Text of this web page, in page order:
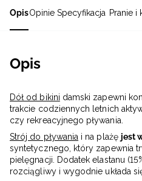
OpisOpinie Specyfikacja Pranie i
Opis
Dół od bikini damski zapewni
trakcie codziennych letnich
czy rekreacyjnego pływania.
Strój do pływania i na plażę jest
syntetycznego, który zapewnia
pielęgnacji. Dodatek elastanu
rozciągliwy i wygodnie układa